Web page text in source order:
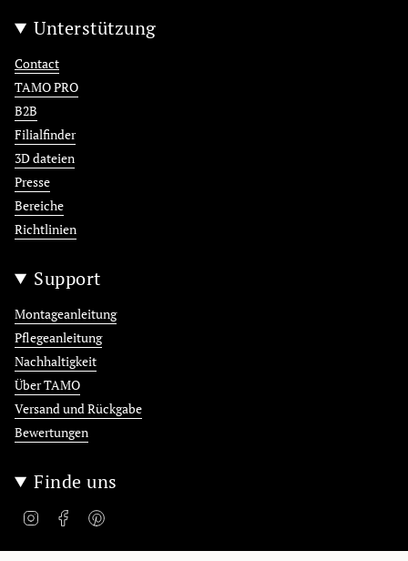
Unterstützung
Contact
TAMO PRO
B2B
Filialfinder
3D dateien
Presse
Bereiche
Richtlinien
Support
Montageanleitung
Pflegeanleitung
Nachhaltigkeit
Über TAMO
Versand und Rückgabe
Bewertungen
Finde uns
InstagramFacebook